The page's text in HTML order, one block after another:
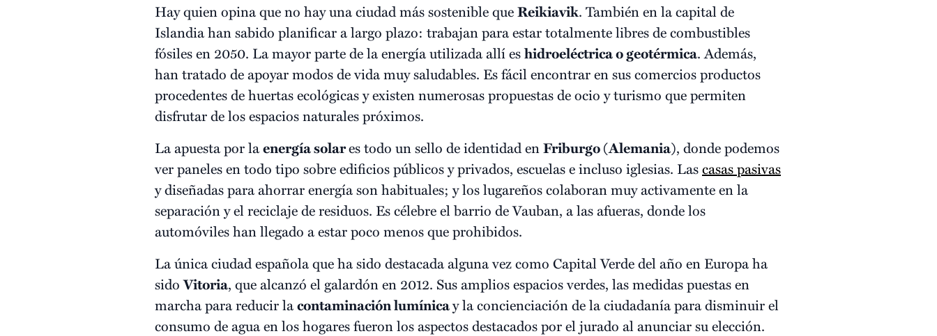
Hay quien opina que no hay una ciudad más sostenible queReikiavik. También en la capital de
Islandia han sabido planificar a largo plazo: trabajan para estar totalmente libres de combustibles
fósiles en 2050. La mayor parte de la energía utilizada allí eshidroeléctrica o geotérmica. Además,
han tratado de apoyar modos de vida muy saludables. Es fácil encontrar en sus comercios productos
procedentes de huertas ecológicas y existen numerosas propuestas de ocio y turismo que permiten
disfrutar de los espacios naturales próximos.
La apuesta por laenergía solares todo un sello de identidad enFriburgo (Alemania), donde podemos
ver paneles en todo tipo sobre edificios públicos y privados, escuelas e incluso iglesias. Lascasas pasivas
y diseñadas para ahorrar energía son habituales; y los lugareños colaboran muy activamente en la
separación y el reciclaje de residuos. Es célebre el barrio de Vauban, a las afueras, donde los
automóviles han llegado a estar poco menos que prohibidos.
La única ciudad española que ha sido destacada alguna vez como Capital Verde del año en Europa ha
sidoVitoria, que alcanzó el galardón en 2012. Sus amplios espacios verdes, las medidas puestas en
marcha para reducir lacontaminación lumínicay la concienciación de la ciudadanía para disminuir el
consumo de agua en los hogares fueron los aspectos destacados por el jurado al anunciar su elección.